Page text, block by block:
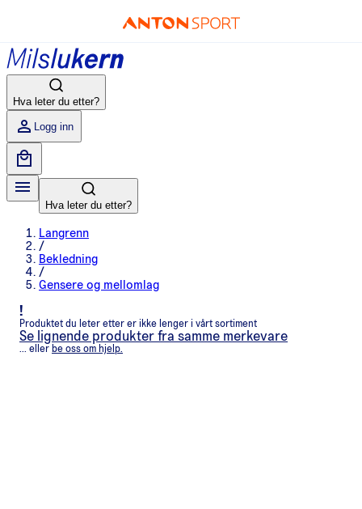
Hva leter du etter?
Logg inn
Hva leter du etter?
Langrenn
/
Bekledning
/
Gensere og mellomlag
!
Produktet du leter etter er ikke lenger i vårt sortiment
Se lignende produkter fra samme merkevare
... eller be oss om hjelp.